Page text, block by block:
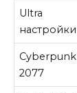
Ultra
настройки
Cyberpunk
2077